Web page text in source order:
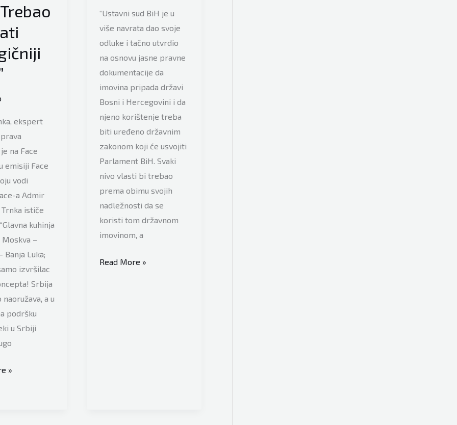
BiH”
ekspert
na Face
emisiji Face
vodi
a Admir
ističe
kuhinja
–
Banja Luka;
izvršilac
Srbija
a u
podršku
u Srbiji
»
“Ustavni sud BiH je u
više navrata dao svoje
odluke i tačno utvrdio
na osnovu jasne pravne
dokumentacije da
imovina pripada državi
Bosni i Hercegovini i da
njeno korištenje treba
biti uređeno državnim
zakonom koji će usvojiti
Parlament BiH. Svaki
nivo vlasti bi trebao
prema obimu svojih
nadležnosti da se
koristi tom državnom
imovinom, a
Ustavni
vu’,
Read More »